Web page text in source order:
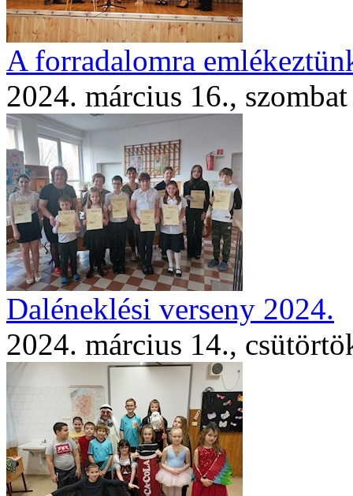
A forradalomra
2024. március 16., szombat
Daléneklési verseny 2024.
2024. március 14.,